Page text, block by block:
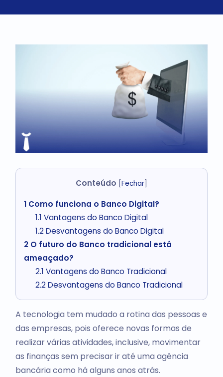
Conteúdo [Fechar]
1Como funciona o Banco Digital?
1.1 Vantagens do Banco Digital
1.2Desvantagens do Banco Digital
2O futuro do Banco tradicional está
ameaçado?
2.1 Vantagens do Banco Tradicional
2.2Desvantagens do Banco Tradicional
A tecnologia tem mudado a rotina das pessoas e
das empresas, pois oferece novas formas de
realizar várias atividades, inclusive, movimentar
as finanças sem precisar ir até uma agência
bancária como há alguns anos atrás.